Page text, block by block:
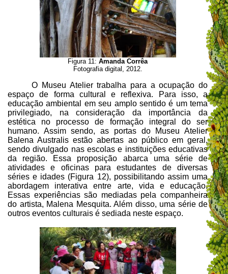
Figura 11: Amanda Corrêa
Fotografia digital, 2012.
O Museu Atelier trabalha para a ocupação do
espaço de forma cultural e reflexiva. Para isso, a
educação ambiental em seu amplo sentido é um tema
privilegiado, na consideração da importância da
estética no processo de formação integral do ser
humano. Assim sendo, as portas do
Museu Atelier
Balena Australis estão abertas ao público em geral,
sendo divulgado nas escolas e instituições educativas
da região. Essa proposição abarca uma série de
atividades e oficinas para estudantes de diversas
séries e idades (Figura 12), possibilitando assim uma
abordagem interativa entre arte, vida e educação.
Essas experiências são mediadas pela companheira
do artista, Malena Mesquita. Além disso, uma série de
outros eventos culturais é sediada neste espaço.